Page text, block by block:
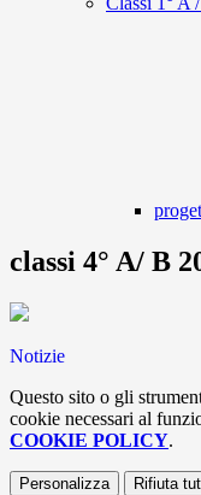
classi 4° A/ B
Notizie
Questo sito o gli
cookie necessari al
COOKIE POLICY.
Personalizza Rifiuta